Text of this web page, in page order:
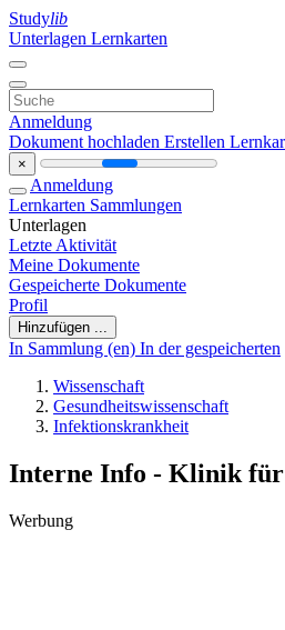
Studylib
Unterlagen Lernkarten
Anmeldung
Dokument hochladen Erstellen
×
Anmeldung
Lernkarten Sammlungen
Unterlagen
Letzte Aktivität
Meine Dokumente
Gespeicherte Dokumente
Profil
Hinzufügen ...
In Sammlung (en) In der gespeicherten
Wissenschaft
Gesundheitswissenschaft
Infektionskrankheit
Interne Info - Klinik für
Werbung